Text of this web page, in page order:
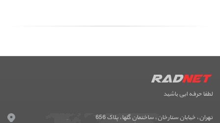
لطفا حرفه ایی باشید
تهران، خیابان ستارخان، ساختمان گلها، پلاک 656